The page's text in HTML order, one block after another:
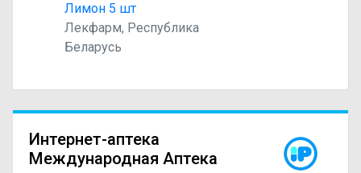
Лимон 5 шт
Лекфарм, Республика
Беларусь
Интернет-аптека
Международная Аптека